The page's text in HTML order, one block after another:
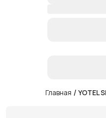
Главная / YOTEL